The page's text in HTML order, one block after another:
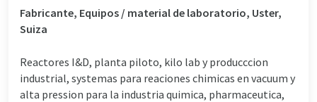
Fabricante, Equipos / material de laboratorio, Uster,
Suiza
Reactores I&D, planta piloto, kilo lab y producccion
industrial, systemas para reaciones chimicas en vacuum y
alta pression para la industria quimica, pharmaceutica,